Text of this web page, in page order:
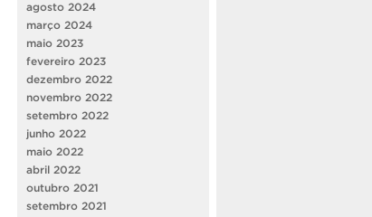
agosto 2024
março 2024
maio 2023
fevereiro 2023
dezembro 2022
novembro 2022
setembro 2022
junho 2022
maio 2022
abril 2022
outubro 2021
setembro 2021